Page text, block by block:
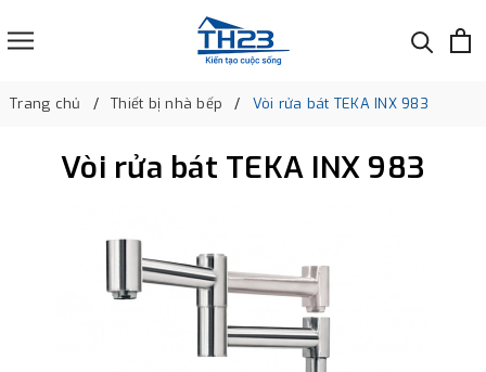
Trang chủ Thiết bị nhà bếp Vòi rửa bát TEKA INX 983
Vòi rửa bát TEKA INX 983